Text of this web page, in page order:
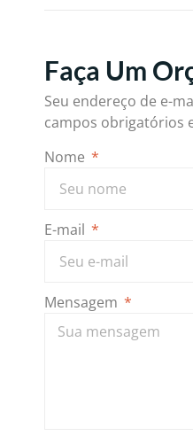
Faça Um
Seu endereço de e-
campos obrigatórios
Nome
E-mail
Mensagem